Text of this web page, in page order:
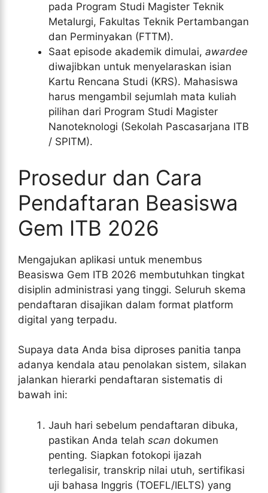
pada Program Studi Magister Teknik
Metalurgi, Fakultas Teknik Pertambangan
dan Perminyakan (FTTM).
Saat episode akademik dimulai, awardee
diwajibkan untuk menyelaraskan isian
Kartu Rencana Studi (KRS). Mahasiswa
harus mengambil sejumlah mata kuliah
pilihan dari Program Studi Magister
Nanoteknologi (Sekolah Pascasarjana ITB
/ SPITM).
Prosedur dan Cara
Pendaftaran Beasiswa
Gem ITB 2026
Mengajukan aplikasi untuk menembus
Beasiswa Gem ITB 2026 membutuhkan tingkat
disiplin administrasi yang tinggi. Seluruh skema
pendaftaran disajikan dalam format platform
digital yang terpadu.
Supaya data Anda bisa diproses panitia tanpa
adanya kendala atau penolakan sistem, silakan
jalankan hierarki pendaftaran sistematis di
bawah ini:
Jauh hari sebelum pendaftaran dibuka,
pastikan Anda telah scan dokumen
penting. Siapkan fotokopi ijazah
terlegalisir, transkrip nilai utuh, sertifikasi
uji bahasa Inggris (TOEFL/IELTS) yang